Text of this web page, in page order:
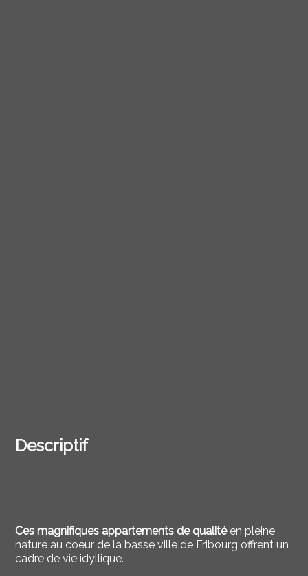
Descriptif
Ces magnifiques appartements de qualité en pleine
nature au coeur de la basse ville de Fribourg offrent un
cadre de vie idyllique.